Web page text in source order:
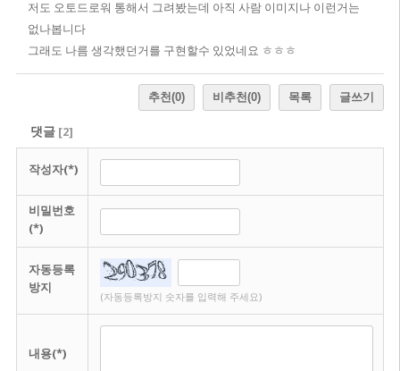
저도 오토드로워 통해서 그려봤는데 아직 사람 이미지나 이런거는
없나봅니다
그래도 나름 생각했던거를 구현할수 있었네요 ㅎㅎㅎ
추천(0) 비추천(0) 목록 글쓰기
댓글[2]
작성자(*)
비밀번호
(*)
자동등록
방지
(자동등록방지 숫자를 입력해 주세요)
내용(*)